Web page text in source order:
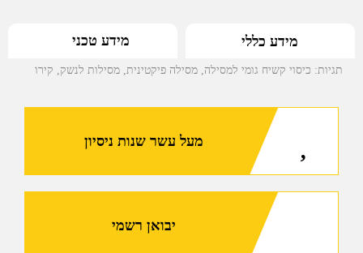
קשיח
ס"מ
מידע כללי מידע טכני
תגיות: כיסוי קשיח גומי למסילה מסילה פיקטינית מסילות לנשק קירו
מעל עשר שנות ניסיון
יבואן רשמי